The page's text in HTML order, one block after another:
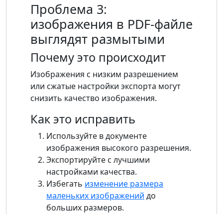
Проблема 3:
изображения в PDF-файле
выглядят размытыми
Почему это происходит
Изображения с низким разрешением
или сжатые настройки экспорта могут
снизить качество изображения.
Как это исправить
Используйте в документе
изображения высокого разрешения.
Экспортируйте с лучшими
настройками качества.
Избегать изменение размера
маленьких изображений до
больших размеров.